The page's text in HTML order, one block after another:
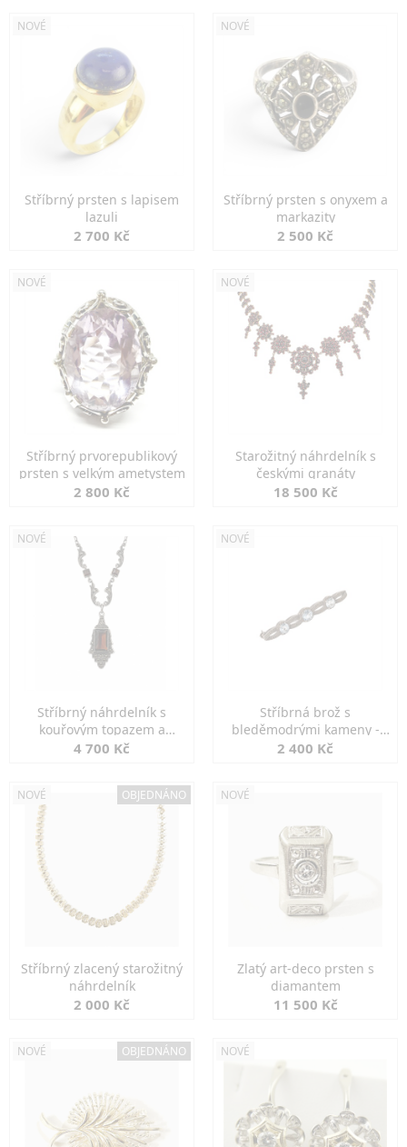
NOVÉ
Stříbrný prsten s lapisem
lazuli
2 700 Kč
NOVÉ
Stříbrný prsten s onyxem a
markazity
2 500 Kč
NOVÉ
Stříbrný prvorepublikový
prsten s velkým ametystem
2 800 Kč
NOVÉ
Starožitný náhrdelník s
českými granáty
18 500 Kč
NOVÉ
Stříbrný náhrdelník s
kouřovým topazem a
markazity
4 700 Kč
NOVÉ
Stříbrná brož s
bleděmodrými kameny -
jemná elegance
2 400 Kč
NOVÉ OBJEDNÁNO
Stříbrný zlacený starožitný
náhrdelník
2 000 Kč
NOVÉ
Zlatý art-deco prsten s
diamantem
11 500 Kč
NOVÉ OBJEDNÁNO NOVÉ